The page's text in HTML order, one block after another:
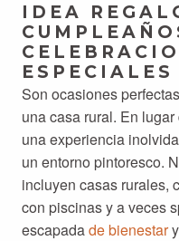
IDEA
ESPECIALES
Son ocasiones
una casa rural. En
una experiencia
un entorno pintoresco.
incluyen casas rurales,
con piscinas y a veces
escapadade bienestary